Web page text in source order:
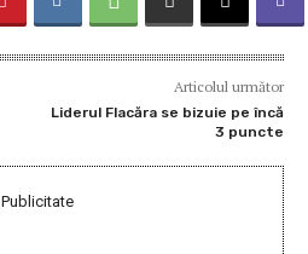
Articolul următor
Liderul Flacăra se bizuie pe încă
3 puncte
Publicitate